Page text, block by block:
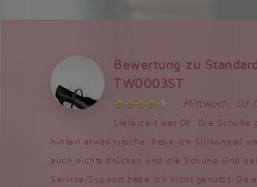
Bewertung zu
TW0003ST
Mittwoch,
Lieferzeit war OK. Die Schuhe
hinten etwas rutsche, habe ich Silikonpad
auch nichts drücken und die Schuhe sind
Service/Support habe ich nicht genutzt. Da